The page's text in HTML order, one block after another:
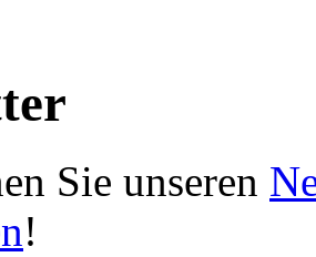
Sie unseren
!